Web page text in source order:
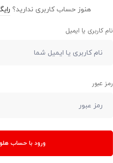
هنوز حساب کاربری ندارید؟
نام کاربری یا ایمیل
رمز عبور
ورود با حساب هلو